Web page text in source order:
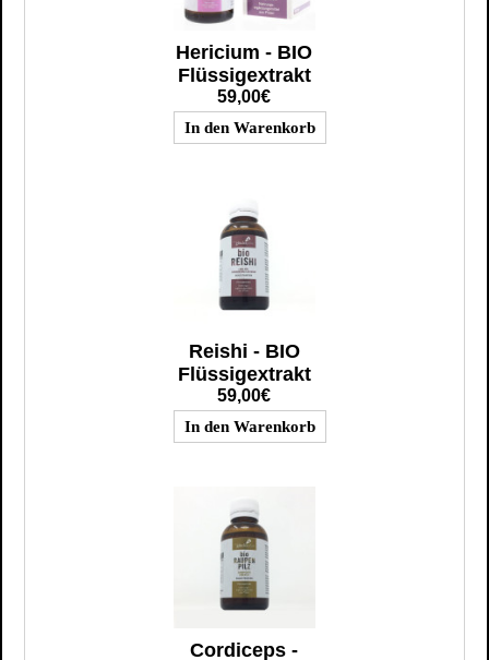
Hericium - BIO
Flüssigextrakt
59,00€
Reishi - BIO
Flüssigextrakt
59,00€
Cordiceps -